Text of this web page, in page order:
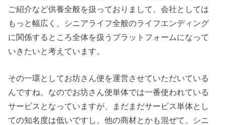
ご紹介など供養全般を扱っておりまして、会社としては
もっと幅広く、シニアライフ全般のライフエンディング
に関係するところ全体を扱うプラットフォームになって
いきたいと考えています。
その一環としてお坊さん便を運営させていただいている
んですね。なのでお坊さん便単体では一番使われている
サービスとなっていますが、まだまだサービス単体とし
ての知名度は低いですし、他の商材とかも混ぜて、シニ